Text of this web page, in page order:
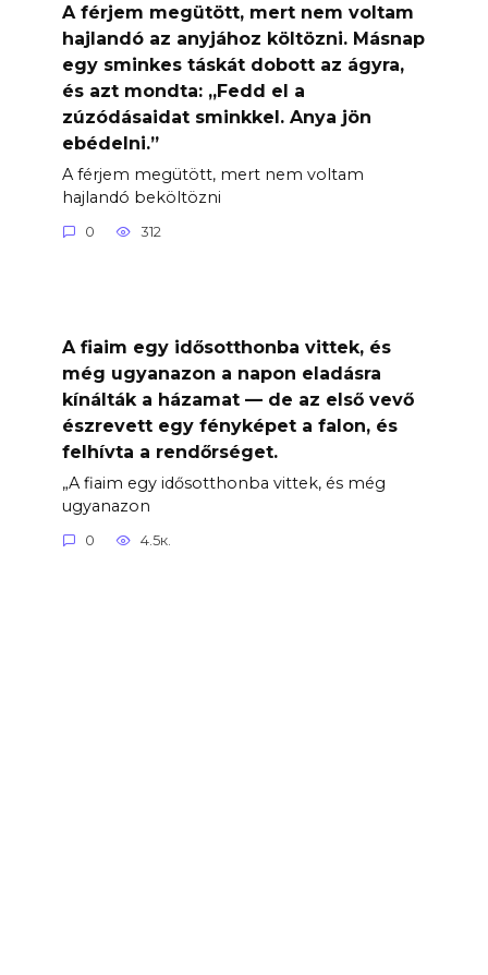
A férjem megütött, mert nem voltam
hajlandó az anyjához költözni. Másnap
egy sminkes táskát dobott az ágyra,
és azt mondta: „Fedd el a
zúzódásaidat sminkkel. Anya jön
ebédelni.”
A férjem megütött, mert nem voltam
hajlandó beköltözni
0 312
A fiaim egy idősotthonba vittek, és
még ugyanazon a napon eladásra
kínálták a házamat — de az első vevő
észrevett egy fényképet a falon, és
felhívta a rendőrséget.
„A fiaim egy idősotthonba vittek, és még
ugyanazon
0 4.5к.